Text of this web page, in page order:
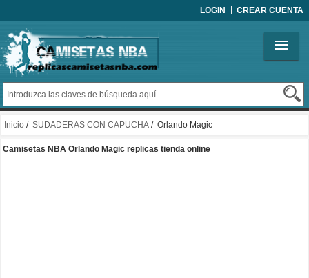
LOGIN CREAR CUENTA
Inicio / SUDADERAS CON CAPUCHA / Orlando Magic
Camisetas NBA Orlando Magic replicas tienda online